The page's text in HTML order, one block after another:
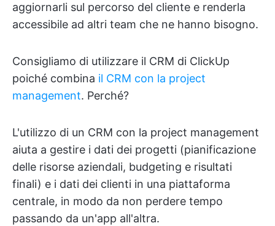
aggiornarli sul percorso del cliente e renderla
accessibile ad altri team che ne hanno bisogno.
Consigliamo di utilizzare il CRM di ClickUp
poiché combina il CRM con la project
management. Perché?
L'utilizzo di un CRM con la project management
aiuta a gestire i dati dei progetti (pianificazione
delle risorse aziendali, budgeting e risultati
finali) e i dati dei clienti in una piattaforma
centrale, in modo da non perdere tempo
passando da un'app all'altra.